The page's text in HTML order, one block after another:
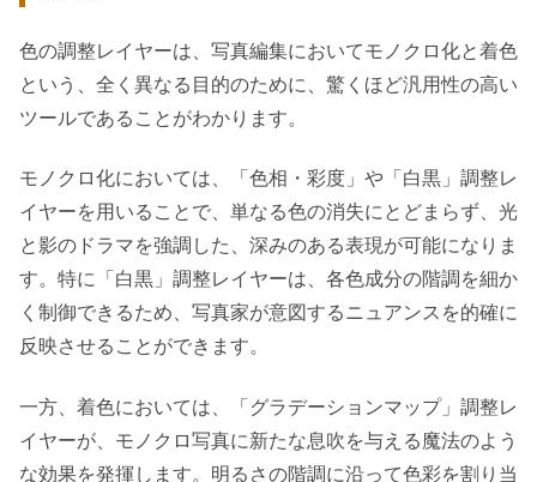
色の調整レイヤーは、写真編集においてモノクロ化と着色
という、全く異なる目的のために、驚くほど汎用性の高い
ツールであることがわかります。
モノクロ化においては、「色相・彩度」や「白黒」調整レ
イヤーを用いることで、単なる色の消失にとどまらず、光
と影のドラマを強調した、深みのある表現が可能になりま
す。特に「白黒」調整レイヤーは、各色成分の階調を細か
く制御できるため、写真家が意図するニュアンスを的確に
反映させることができます。
一方、着色においては、「グラデーションマップ」調整レ
イヤーが、モノクロ写真に新たな息吹を与える魔法のよう
な効果を発揮します。明るさの階調に沿って色彩を割り当